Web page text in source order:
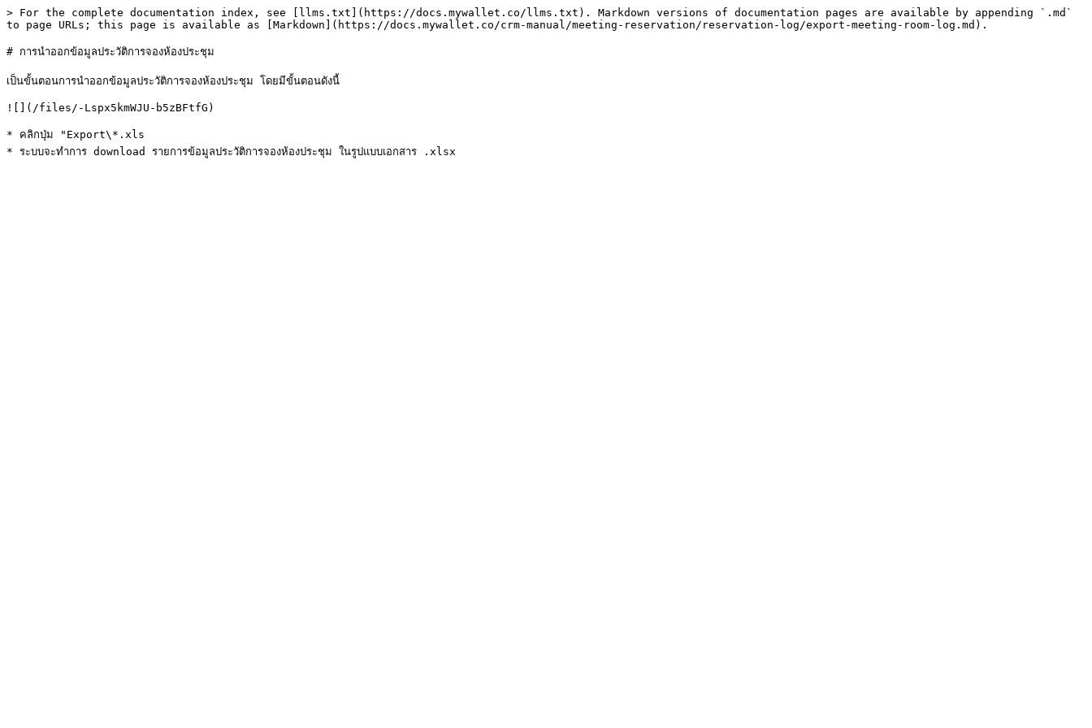
> For the complete documentation index, see [llms.txt](https://docs.mywallet.co/llms.txt). Markdown versions of documentation pages are available by appending `.md`
to page URLs; this page is available as [Markdown](https://docs.mywallet.co/crm-manual/meeting-reservation/reservation-log/export-meeting-room-log.md).
# การนำออกข้อมูลประวัติการจองห้องประชุม
เป็นขั้นตอนการนำออกข้อมูลประวัติการจองห้องประชุม โดยมีขั้นตอนดังนี้
![](/files/-Lspx5kmWJU-b5zBFtfG)
* คลิกปุ่ม "Export\*.xls